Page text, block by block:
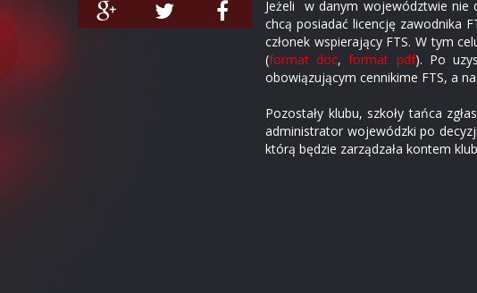
Jeżeli w danym województwie nie
chcą posiadać licencję zawodnika
członek wspierający FTS. W tym
(format doc,format pdf). Po
obowiązującym cennikime FTS, a
Pozostały klubu, szkoły tańca
administrator wojewódzki po
którą będzie zarządzała kontem